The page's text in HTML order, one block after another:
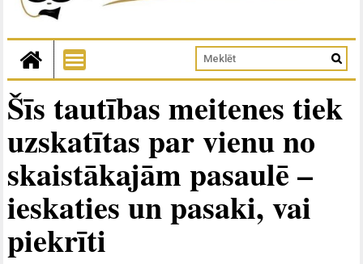
Šīs tautības meitenes tiek
uzskatītas par vienu no
skaistākajām pasaulē –
ieskaties un pasaki, vai
piekrīti